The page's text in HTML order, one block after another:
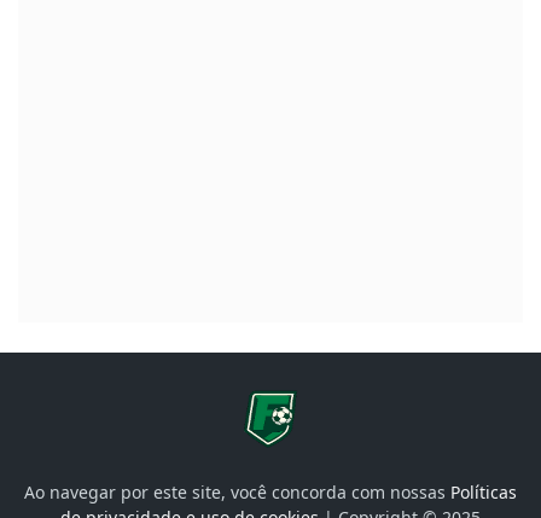
Ao navegar por este site, você concorda com nossas Políticas